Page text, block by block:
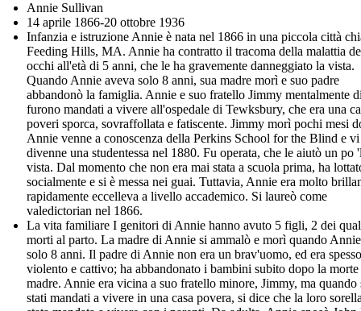
Annie Sullivan
14 aprile 1866-20 ottobre 1936
Infanzia e istruzione Annie è nata nel 1866 in una piccola città
Feeding Hills, MA. Annie ha contratto il tracoma della malattia
occhi all'età di 5 anni, che le ha gravemente danneggiato la vista.
Quando Annie aveva solo 8 anni, sua madre morì e suo padre
abbandonò la famiglia. Annie e suo fratello Jimmy mentalmente
furono mandati a vivere all'ospedale di Tewksbury, che era una
poveri sporca, sovraffollata e fatiscente. Jimmy morì pochi mesi
Annie venne a conoscenza della Perkins School for the Blind e vi
divenne una studentessa nel 1880. Fu operata, che le aiutò un po
vista. Dal momento che non era mai stata a scuola prima, ha
socialmente e si è messa nei guai. Tuttavia, Annie era molto
rapidamente eccelleva a livello accademico. Si laureò come
valedictorian nel 1866.
La vita familiare I genitori di Annie hanno avuto 5 figli, 2 dei
morti al parto. La madre di Annie si ammalò e morì quando
solo 8 anni. Il padre di Annie non era un brav'uomo, ed era spesso
violento e cattivo; ha abbandonato i bambini subito dopo la
madre. Annie era vicina a suo fratello minore, Jimmy, ma quando
stati mandati a vivere in una casa povera, si dice che la loro